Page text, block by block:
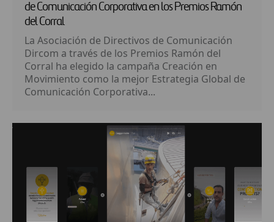
de Comunicación Corporativa en los Premios Ramón
del Corral
La Asociación de Directivos de Comunicación
Dircom a través de los Premios Ramón del
Corral ha elegido la campaña Creación en
Movimiento como la mejor Estrategia Global de
Comunicación Corporativa...